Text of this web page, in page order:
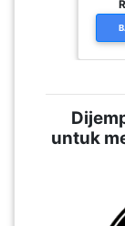
untuk